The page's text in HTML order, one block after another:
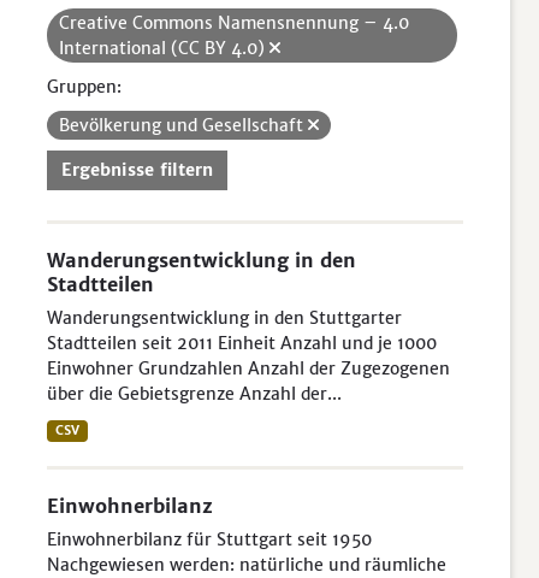
Creative Commons Namensnennung – 4.0
International (CC BY 4.0)
Gruppen:
Bevölkerung und Gesellschaft
Ergebnisse filtern
Wanderungsentwicklung in den
Stadtteilen
Wanderungsentwicklung in den Stuttgarter
Stadtteilen seit 2011 Einheit Anzahl und je 1000
Einwohner Grundzahlen Anzahl der Zugezogenen
über die Gebietsgrenze Anzahl der...
CSV
Einwohnerbilanz
Einwohnerbilanz für Stuttgart seit 1950
Nachgewiesen werden: natürliche und räumliche